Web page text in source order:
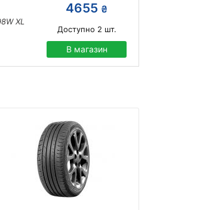
XL
4655 ₴
Доступно 2 шт.
В магазин